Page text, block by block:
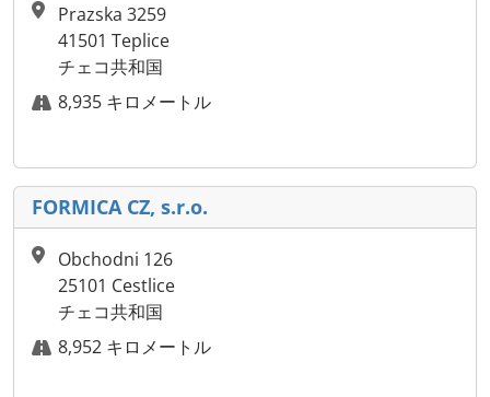
Prazska 3259
41501 Teplice
チェコ共和国
8,935 キロメートル
FORMICA CZ, s.r.o.
Obchodni 126
25101 Cestlice
チェコ共和国
8,952 キロメートル